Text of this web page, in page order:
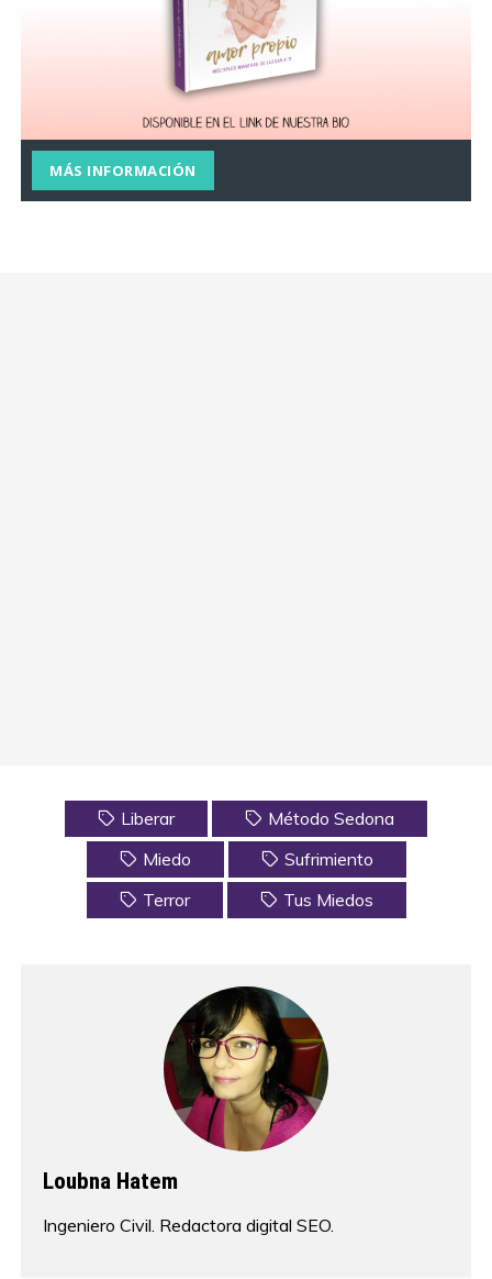
MÁS INFORMACIÓN
Liberar
Método Sedona
Miedo
Sufrimiento
Terror
Tus Miedos
Loubna Hatem
Ingeniero Civil. Redactora digital SEO.